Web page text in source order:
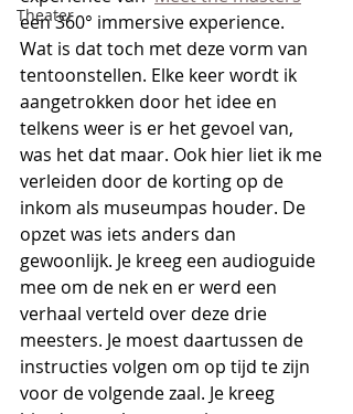
Theater
een 360° immersive experience.
Wat is dat toch met deze vorm van
tentoonstellen. Elke keer wordt ik
aangetrokken door het idee en
telkens weer is er het gevoel van,
was het dat maar. Ook hier liet ik me
verleiden door de korting op de
inkom als museumpas houder. De
opzet was iets anders dan
gewoonlijk. Je kreeg een audioguide
mee om de nek en er werd een
verhaal verteld over deze drie
meesters. Je moest daartussen de
instructies volgen om op tijd te zijn
voor de volgende zaal. Je kreeg